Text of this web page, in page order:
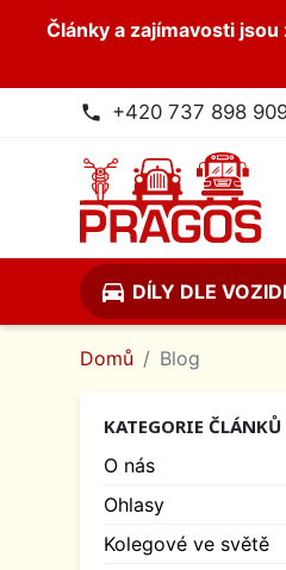
Články a zajímavosti jsou
phone +420 737 898
directions_car DÍLY DLE
Domů Blog
KATEGORIE ČLÁNKŮ
O nás
Ohlasy
Kolegové ve světě